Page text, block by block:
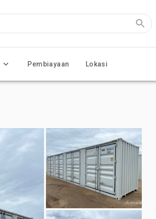
Pembiayaan Lokasi